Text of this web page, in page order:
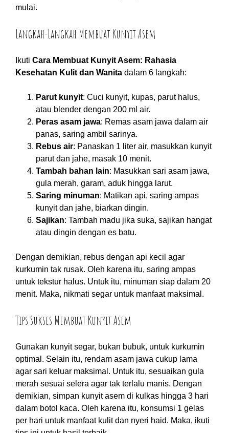
mulai.
Langkah-Langkah Membuat Kunyit Asem
Ikuti Cara Membuat Kunyit Asem: Rahasia
Kesehatan Kulit dan Wanita dalam 6 langkah:
Parut kunyit: Cuci kunyit, kupas, parut halus,
atau blender dengan 200 ml air.
Peras asam jawa: Remas asam jawa dalam air
panas, saring ambil sarinya.
Rebus air: Panaskan 1 liter air, masukkan kunyit
parut dan jahe, masak 10 menit.
Tambah bahan lain: Masukkan sari asam jawa,
gula merah, garam, aduk hingga larut.
Saring minuman: Matikan api, saring ampas
kunyit dan jahe, biarkan dingin.
Sajikan: Tambah madu jika suka, sajikan hangat
atau dingin dengan es batu.
Dengan demikian, rebus dengan api kecil agar
kurkumin tak rusak. Oleh karena itu, saring ampas
untuk tekstur halus. Untuk itu, minuman siap dalam 20
menit. Maka, nikmati segar untuk manfaat maksimal.
Tips Sukses Membuat Kunyit Asem
Gunakan kunyit segar, bukan bubuk, untuk kurkumin
optimal. Selain itu, rendam asam jawa cukup lama
agar sari keluar maksimal. Untuk itu, sesuaikan gula
merah sesuai selera agar tak terlalu manis. Dengan
demikian, simpan kunyit asem di kulkas hingga 3 hari
dalam botol kaca. Oleh karena itu, konsumsi 1 gelas
per hari untuk manfaat kulit dan nyeri haid. Maka, ikuti